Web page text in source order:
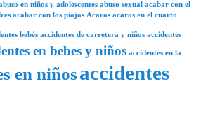
en niños y adolescentes abuso sexual acabar con el
acabar con los piojos Acaros acaros en el cuarto
bebés accidentes de carretera y niños accidentes
en bebes y niños accidentes en la
en niñosaccidentes